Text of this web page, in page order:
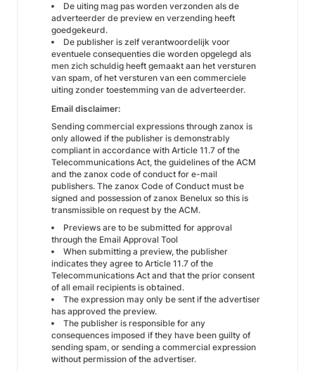
De uiting mag pas worden verzonden als de
adverteerder de preview en verzending heeft
goedgekeurd.
De publisher is zelf verantwoordelijk voor
eventuele consequenties die worden opgelegd als
men zich schuldig heeft gemaakt aan het versturen
van spam, of het versturen van een commerciele
uiting zonder toestemming van de adverteerder.
Email disclaimer:
Sending commercial expressions through zanox is
only allowed if the publisher is demonstrably
compliant in accordance with Article 11.7 of the
Telecommunications Act, the guidelines of the ACM
and the zanox code of conduct for e-mail
publishers. The zanox Code of Conduct must be
signed and possession of zanox Benelux so this is
transmissible on request by the ACM.
Previews are to be submitted for approval
through the Email Approval Tool
When submitting a preview, the publisher
indicates they agree to Article 11.7 of the
Telecommunications Act and that the prior consent
of all email recipients is obtained.
The expression may only be sent if the advertiser
has approved the preview.
The publisher is responsible for any
consequences imposed if they have been guilty of
sending spam, or sending a commercial expression
without permission of the advertiser.